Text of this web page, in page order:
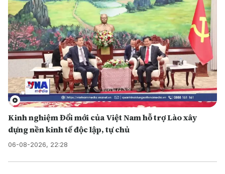
Kinh nghiệm Đổi mới của Việt Nam hỗ trợ Lào xây
dựng nền kinh tế độc lập, tự chủ
06-08-2026, 22:28